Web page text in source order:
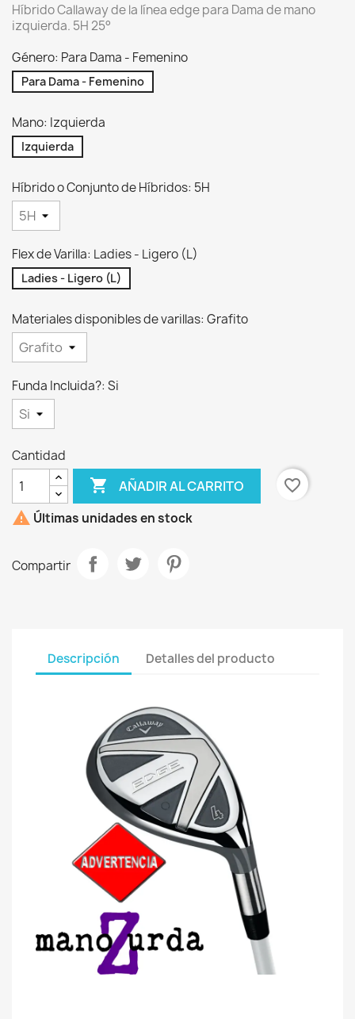
Híbrido Callaway de la línea edge para Dama de mano
izquierda. 5H 25°
Género: Para Dama - Femenino
Para Dama - Femenino
Mano: Izquierda
Izquierda
Híbrido o Conjunto de Híbridos: 5H
Flex de Varilla: Ladies - Ligero (L)
Ladies - Ligero (L)
Materiales disponibles de varillas: Grafito
Funda Incluida?: Si
Cantidad
 AÑADIR AL CARRITO
favorite_border
 Últimas unidades en stock
Compartir
Descripción Detalles del producto